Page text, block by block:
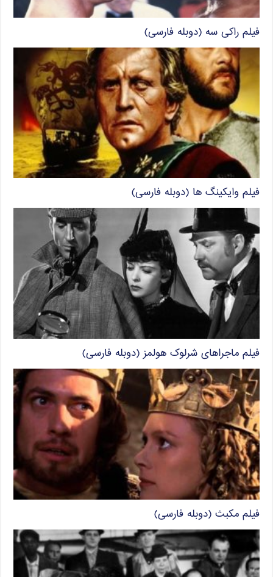
فیلم راکی سه (دوبله فارسی)
فیلم وایکینگ ها (دوبله فارسی)
فیلم ماجراهای شرلوک هولمز (دوبله فارسی)
فیلم مکبث (دوبله فارسی)